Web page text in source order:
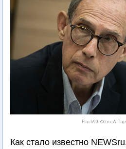
Flash90. Фото:
Как стало известно